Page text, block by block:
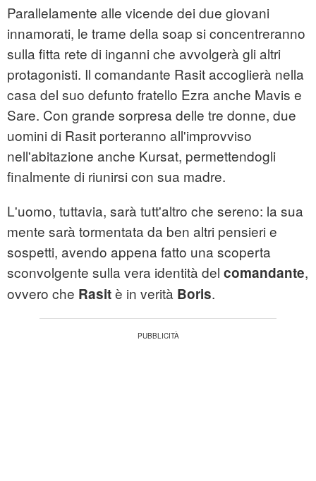
Parallelamente alle vicende dei due giovani
innamorati, le trame della soap si concentreranno
sulla fitta rete di inganni che avvolgerà gli altri
protagonisti. Il comandante Rasit accoglierà nella
casa del suo defunto fratello Ezra anche Mavis e
Sare. Con grande sorpresa delle tre donne, due
uomini di Rasit porteranno all'improvviso
nell'abitazione anche Kursat, permettendogli
finalmente di riunirsi con sua madre.
L'uomo, tuttavia, sarà tutt'altro che sereno: la sua
mente sarà tormentata da ben altri pensieri e
sospetti, avendo appena fatto una scoperta
sconvolgente sulla vera identità del comandante,
ovvero che Rasitè in verità Boris.